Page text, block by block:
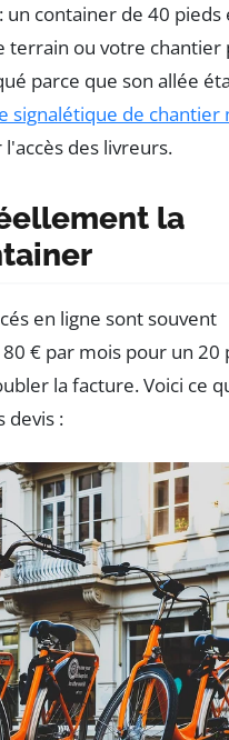
container de 40 pieds
terrain ou votre chantier
parce que son allée
signalétique de chantier
des livreurs.
la
en ligne sont souvent
€ par mois pour un
la facture. Voici ce
devis :